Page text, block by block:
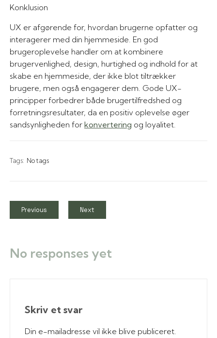
Konklusion
UX er afgørende for, hvordan brugerne opfatter og
interagerer med din hjemmeside. En god
brugeroplevelse handler om at kombinere
brugervenlighed, design, hurtighed og indhold for at
skabe en hjemmeside, der ikke blot tiltrækker
brugere, men også engagerer dem. Gode UX-
principper forbedrer både brugertilfredshed og
forretningsresultater, da en positiv oplevelse øger
sandsynligheden for konvertering og loyalitet.
Tags: No tags
Previous Next
No responses yet
Skriv et svar
Din e-mailadresse vil ikke blive publiceret.